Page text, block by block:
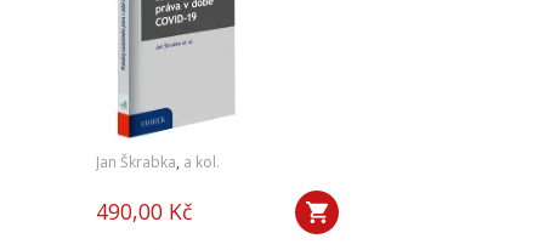
Jan Škrabka, a kol.
490,00 Kč